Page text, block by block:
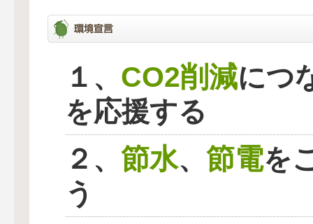
１、 CO2削減につ
を応援する
２、 節水、 節電を
う